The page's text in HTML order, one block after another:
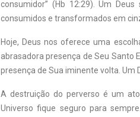
consumidor” (Hb 12:29). Um
consumidos e transformados em
Hoje, Deus nos oferece uma
abrasadora presença de Seu Santo
presença de Sua iminente volta. Um
A destruição do perverso é um
Universo fique seguro para